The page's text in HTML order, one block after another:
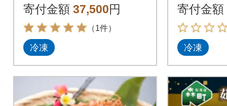
寄付金額 37,500円
（1件）
冷凍
寄付金額
冷凍